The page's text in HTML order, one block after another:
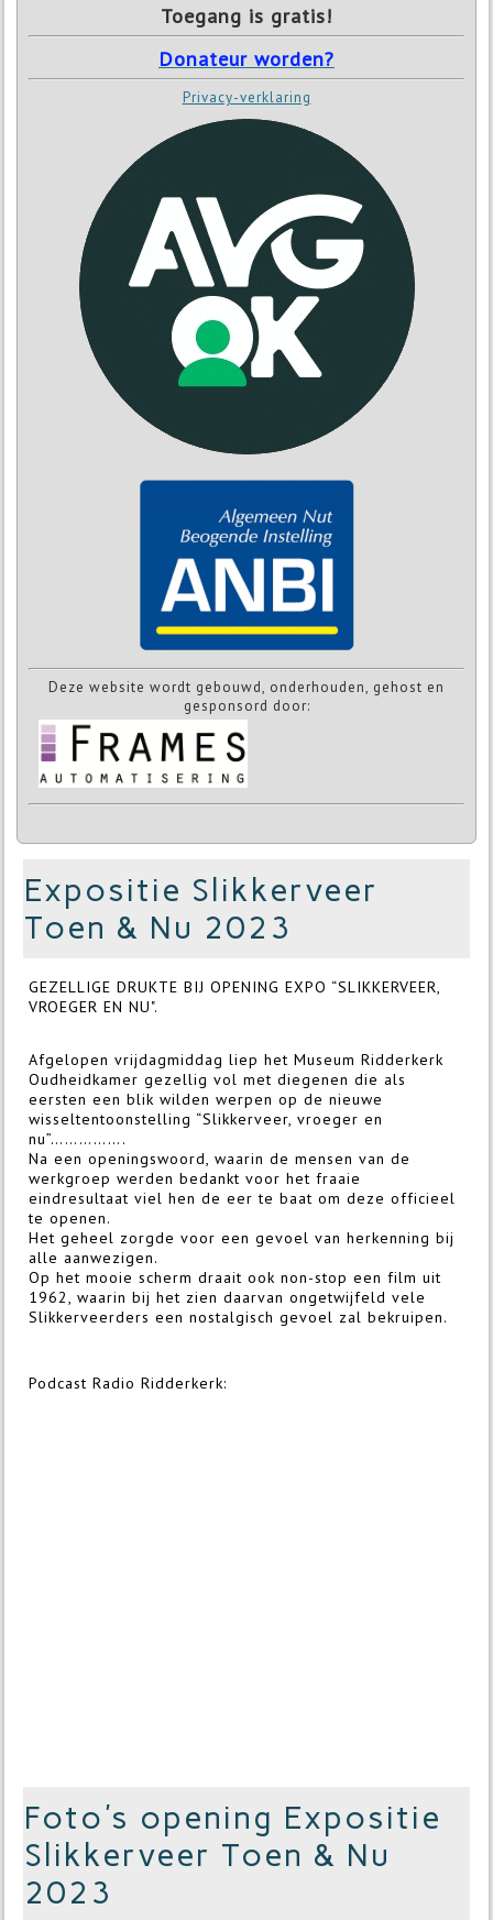
Toegang is gratis!
Donateur worden?
Privacy-verklaring
Deze website wordt gebouwd, onderhouden, gehost en
gesponsord door:
Expositie Slikkerveer
Toen & Nu 2023
GEZELLIGE DRUKTE BIJ OPENING EXPO “SLIKKERVEER,
VROEGER EN NU".
Afgelopen vrijdagmiddag liep het Museum Ridderkerk
Oudheidkamer gezellig vol met diegenen die als
eersten een blik wilden werpen op de nieuwe
wisseltentoonstelling “Slikkerveer, vroeger en
nu”…………….
Na een openingswoord, waarin de mensen van de
werkgroep werden bedankt voor het fraaie
eindresultaat viel hen de eer te baat om deze officieel
te openen.
Het geheel zorgde voor een gevoel van herkenning bij
alle aanwezigen.
Op het mooie scherm draait ook non-stop een film uit
1962, waarin bij het zien daarvan ongetwijfeld vele
Slikkerveerders een nostalgisch gevoel zal bekruipen.
Podcast Radio Ridderkerk:
Foto's opening Expositie
Slikkerveer Toen & Nu
2023